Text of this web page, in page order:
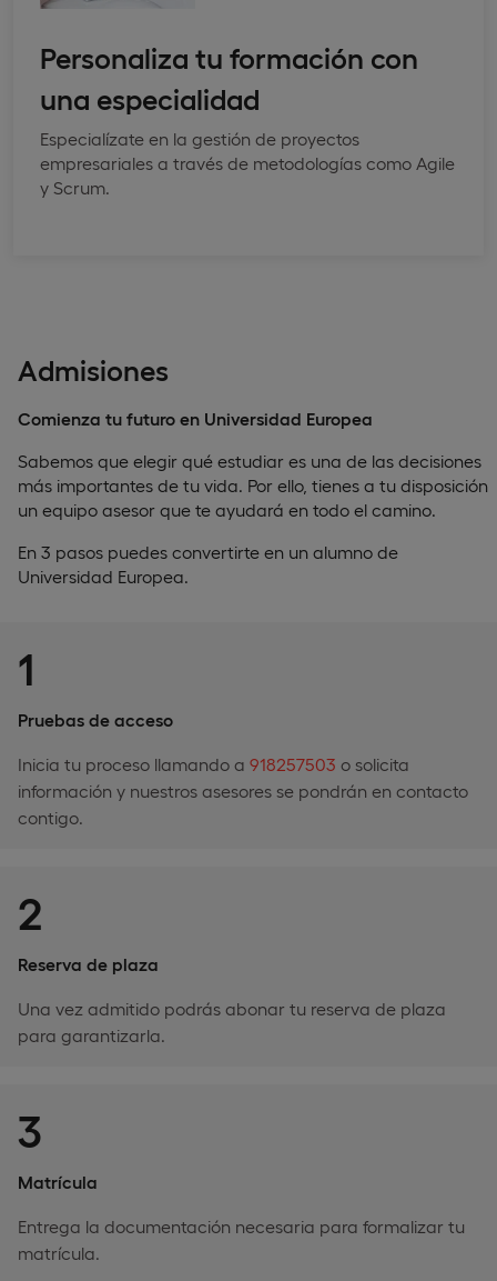
Personaliza tu formación con
una especialidad
Especialízate en la gestión de proyectos
empresariales a través de metodologías como Agile
y Scrum.
Admisiones
Comienza tu futuro en Universidad Europea
Sabemos que elegir qué estudiar es una de las decisiones
más importantes de tu vida. Por ello, tienes a tu disposición
un equipo asesor que te ayudará en todo el camino.
En 3 pasos puedes convertirte en un alumno de
Universidad Europea.
1
Pruebas de acceso
Inicia tu proceso llamando a 918257503 o solicita
información y nuestros asesores se pondrán en contacto
contigo.
2
Reserva de plaza
Una vez admitido podrás abonar tu reserva de plaza
para garantizarla.
3
Matrícula
Entrega la documentación necesaria para formalizar tu
matrícula.